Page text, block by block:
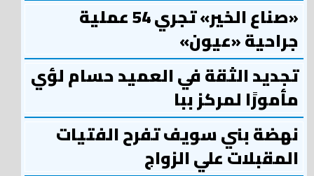
«صناع الخير» تجري 54 عملية
جراحية «عيون»
تجديد الثقة في العميد حسام لؤي
مأمورًا لمركز ببا
نهضة بني سويف تفرح الفتيات
المقبلات علي الزواج